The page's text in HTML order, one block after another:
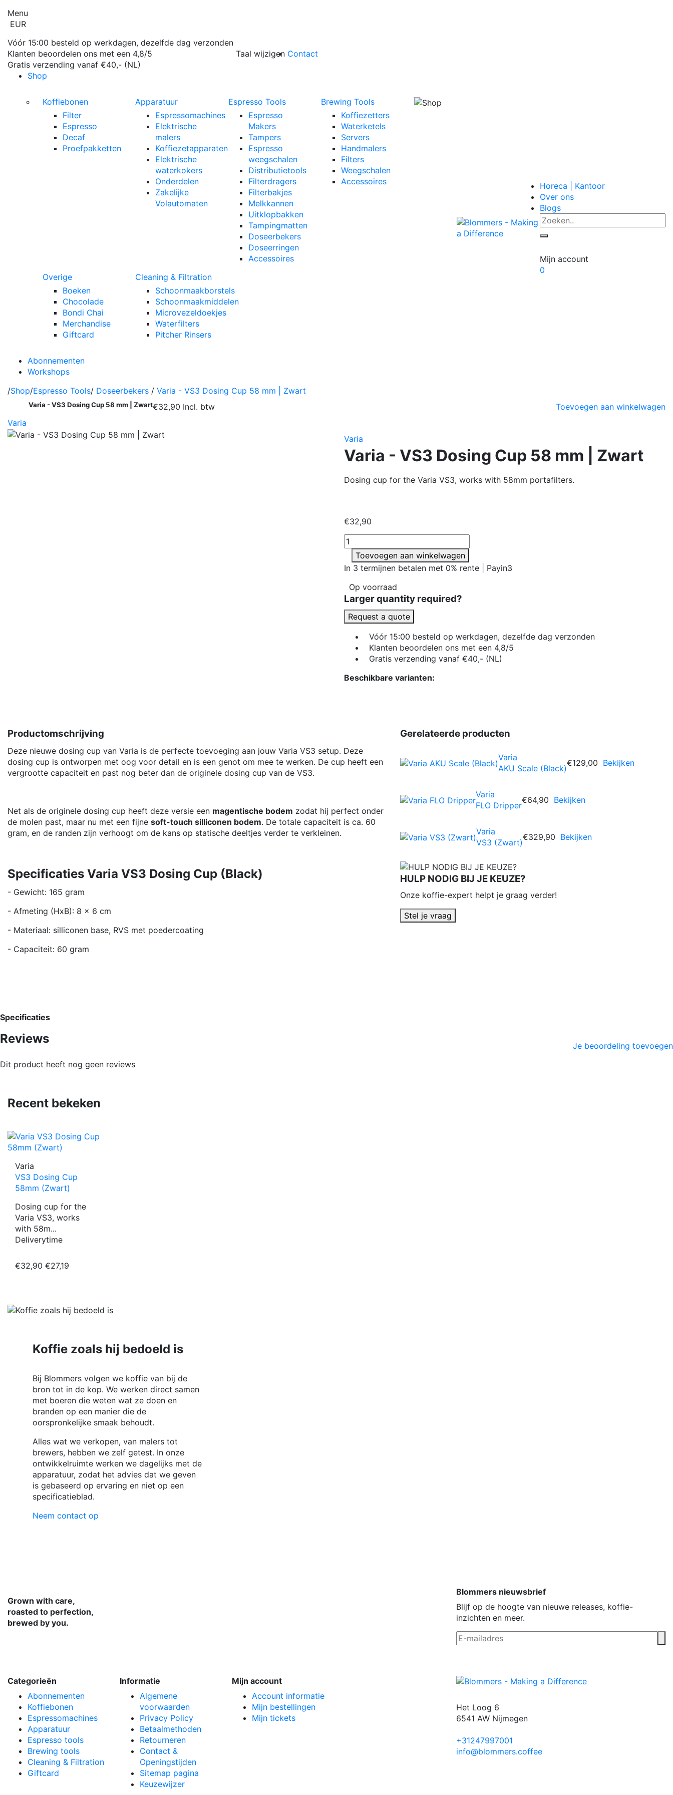
Menu
EUR
Vóór 15:00 besteld op werkdagen, dezelfde dag verzonden
Klanten beoordelen ons met een 4,8/5
Gratis verzending vanaf €40,- (NL)
Taal wijzigen Contact
Shop
Koffiebonen
Filter
Espresso
Decaf
Proefpakketten
Apparatuur
Espressomachines
Elektrische
malers
Koffiezetapparaten
Elektrische
waterkokers
Onderdelen
Zakelijke
Volautomaten
Espresso Tools
Espresso
Makers
Tampers
Espresso
weegschalen
Distributietools
Filterdragers
Filterbakjes
Melkkannen
Uitklopbakken
Tampingmatten
Doseerbekers
Doseerringen
Accessoires
Brewing Tools
Koffiezetters
Waterketels
Servers
Handmalers
Filters
Weegschalen
Accessoires
Overige
Boeken
Chocolade
Bondi Chai
Merchandise
Giftcard
Cleaning & Filtration
Schoonmaakborstels
Schoonmaakmiddelen
Microvezeldoekjes
Waterfilters
Pitcher Rinsers
Abonnementen
Workshops
Horeca | Kantoor
Over ons
Blogs
Mijn account
0
/Shop/Espresso Tools/ Doseerbekers / Varia - VS3 Dosing Cup 58 mm | Zwart
Varia - VS3 Dosing Cup 58 mm | Zwart€32,90 Incl. btw
Toevoegen aan winkelwagen
Varia
Varia
Varia - VS3 Dosing Cup 58 mm | Zwart
Dosing cup for the Varia VS3, works with 58mm portafilters.
€32,90
Toevoegen aan winkelwagen
In 3 termijnen betalen met 0% rente | Payin3
Op voorraad
Larger quantity required?
Request a quote
Vóór 15:00 besteld op werkdagen, dezelfde dag verzonden
Klanten beoordelen ons met een 4,8/5
Gratis verzending vanaf €40,- (NL)
Beschikbare varianten:
Productomschrijving
Deze nieuwe dosing cup van Varia is de perfecte toevoeging aan jouw Varia VS3 setup. Deze
dosing cup is ontworpen met oog voor detail en is een genot om mee te werken. De cup heeft een
vergrootte capaciteit en past nog beter dan de originele dosing cup van de VS3.
Net als de originele dosing cup heeft deze versie een magentische bodem zodat hij perfect onder
de molen past, maar nu met een fijne soft-touch silliconen bodem. De totale capaciteit is ca. 60
gram, en de randen zijn verhoogt om de kans op statische deeltjes verder te verkleinen.
Specificaties Varia VS3 Dosing Cup (Black)
- Gewicht: 165 gram
- Afmeting (HxB): 8 x 6 cm
- Materiaal: silliconen base, RVS met poedercoating
- Capaciteit: 60 gram
Gerelateerde producten
Varia
AKU Scale (Black)
€129,00 Bekijken
Varia
FLO Dripper
€64,90 Bekijken
Varia
VS3 (Zwart)
€329,90 Bekijken
HULP NODIG BIJ JE KEUZE?
Onze koffie-expert helpt je graag verder!
Stel je vraag
Specificaties
Reviews
Je beoordeling toevoegen
Dit product heeft nog geen reviews
Recent bekeken
Varia
VS3 Dosing Cup
58mm (Zwart)
Dosing cup for the
Varia VS3, works
with 58m...
Deliverytime
€32,90 €27,19
Koffie zoals hij bedoeld is
Bij Blommers volgen we koffie van bij de
bron tot in de kop. We werken direct samen
met boeren die weten wat ze doen en
branden op een manier die de
oorspronkelijke smaak behoudt.
Alles wat we verkopen, van malers tot
brewers, hebben we zelf getest. In onze
ontwikkelruimte werken we dagelijks met de
apparatuur, zodat het advies dat we geven
is gebaseerd op ervaring en niet op een
specificatieblad.
Neem contact op
Grown with care,
roasted to perfection,
brewed by you.
Blommers nieuwsbrief
Blijf op de hoogte van nieuwe releases, koffie-
inzichten en meer.
Categorieën
Abonnementen
Koffiebonen
Espressomachines
Apparatuur
Espresso tools
Brewing tools
Cleaning & Filtration
Giftcard
Informatie
Algemene
voorwaarden
Privacy Policy
Betaalmethoden
Retourneren
Contact &
Openingstijden
Sitemap pagina
Keuzewijzer
Mijn account
Account informatie
Mijn bestellingen
Mijn tickets
Het Loog 6
6541 AW Nijmegen
+31247997001
info@blommers.coffee